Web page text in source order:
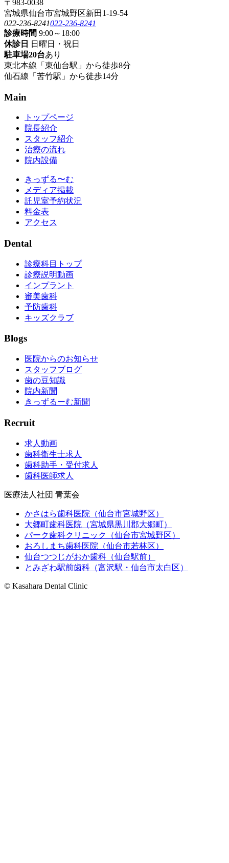
〒983-0038
宮城県仙台市宮城野区新田1-19-54
022-236-8241022-236-8241
診療時間 9:00～18:00
休診日
日曜日・祝日
駐車場20台あり
東北本線「東仙台駅」から徒歩8分
仙石線「苦竹駅」から徒歩14分
Main
トップページ
院長紹介
スタッフ紹介
治療の流れ
院内設備
きっずる〜む
メディア掲載
託児室予約状況
料金表
アクセス
Dental
診療科目トップ
診療説明動画
インプラント
審美歯科
予防歯科
キッズクラブ
Blogs
医院からのお知らせ
スタッフブログ
歯の豆知識
院内新聞
きっずるーむ新聞
Recruit
求人動画
歯科衛生士求人
歯科助手・受付求人
歯科医師求人
医療法人社団 青葉会
かさはら歯科医院（仙台市宮城野区）
大郷町歯科医院（宮城県黒川郡大郷町）
パーク歯科クリニック（仙台市宮城野区）
おろしまち歯科医院（仙台市若林区）
仙台つつじがおか歯科（仙台駅前）
とみざわ駅前歯科（富沢駅・仙台市太白区）
© Kasahara Dental Clinic